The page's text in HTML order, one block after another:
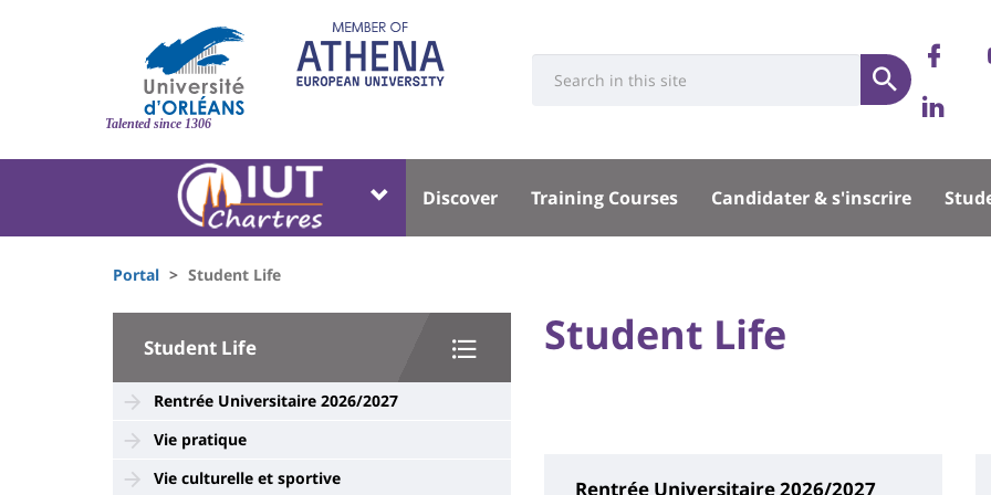
Site
Talented since 1306
Université
Submitsociaux
Université
Block
liste
des
composantes
Menu
Discover Training Courses Candidater & s'inscrire
d'Ariane
Portal Student Life
University
Sidebar
Student Life
Rentrée Universitaire 2026/2027
Vie pratique
Vie culturelle et sportive
University
Titre
Student Life
Rentrée Universitaire 2026/2027